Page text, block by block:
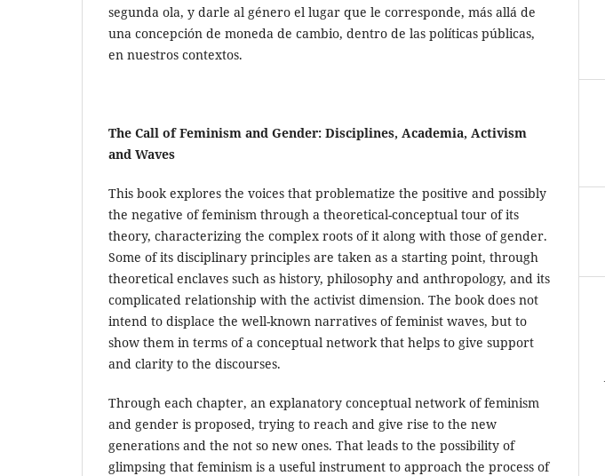
segunda ola, y darle al género el lugar que le corresponde, más allá de
una concepción de moneda de cambio, dentro de las políticas públicas,
en nuestros contextos.
The Call of Feminism and Gender: Disciplines, Academia, Activism
and Waves
This book explores the voices that problematize the positive and possibly
the negative of feminism through a theoretical-conceptual tour of its
theory, characterizing the complex roots of it along with those of gender.
Some of its disciplinary principles are taken as a starting point, through
theoretical enclaves such as history, philosophy and anthropology, and its
complicated relationship with the activist dimension. The book does not
intend to displace the well-known narratives of feminist waves, but to
show them in terms of a conceptual network that helps to give support
and clarity to the discourses.
Through each chapter, an explanatory conceptual network of feminism
and gender is proposed, trying to reach and give rise to the new
generations and the not so new ones. That leads to the possibility of
glimpsing that feminism is a useful instrument to approach the process of